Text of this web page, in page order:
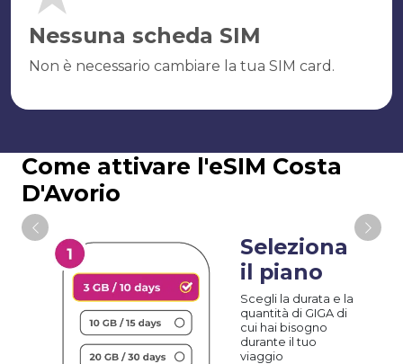
Nessuna scheda SIM
Non è necessario cambiare la tua SIM card.
Come attivare l'eSIM Costa
D'Avorio
Seleziona
il piano
Scegli la durata e la
quantità di GIGA di
cui hai bisogno
durante il tuo
viaggio